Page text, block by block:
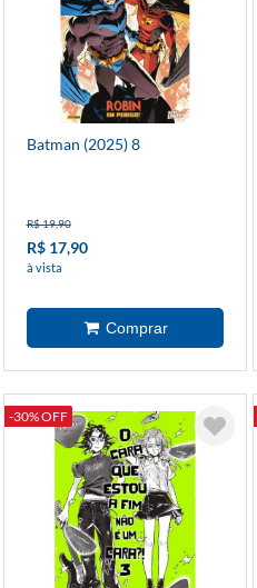
Batman (2025) 8
R$ 19,90
R$ 17,90
à vista
-30% OFF